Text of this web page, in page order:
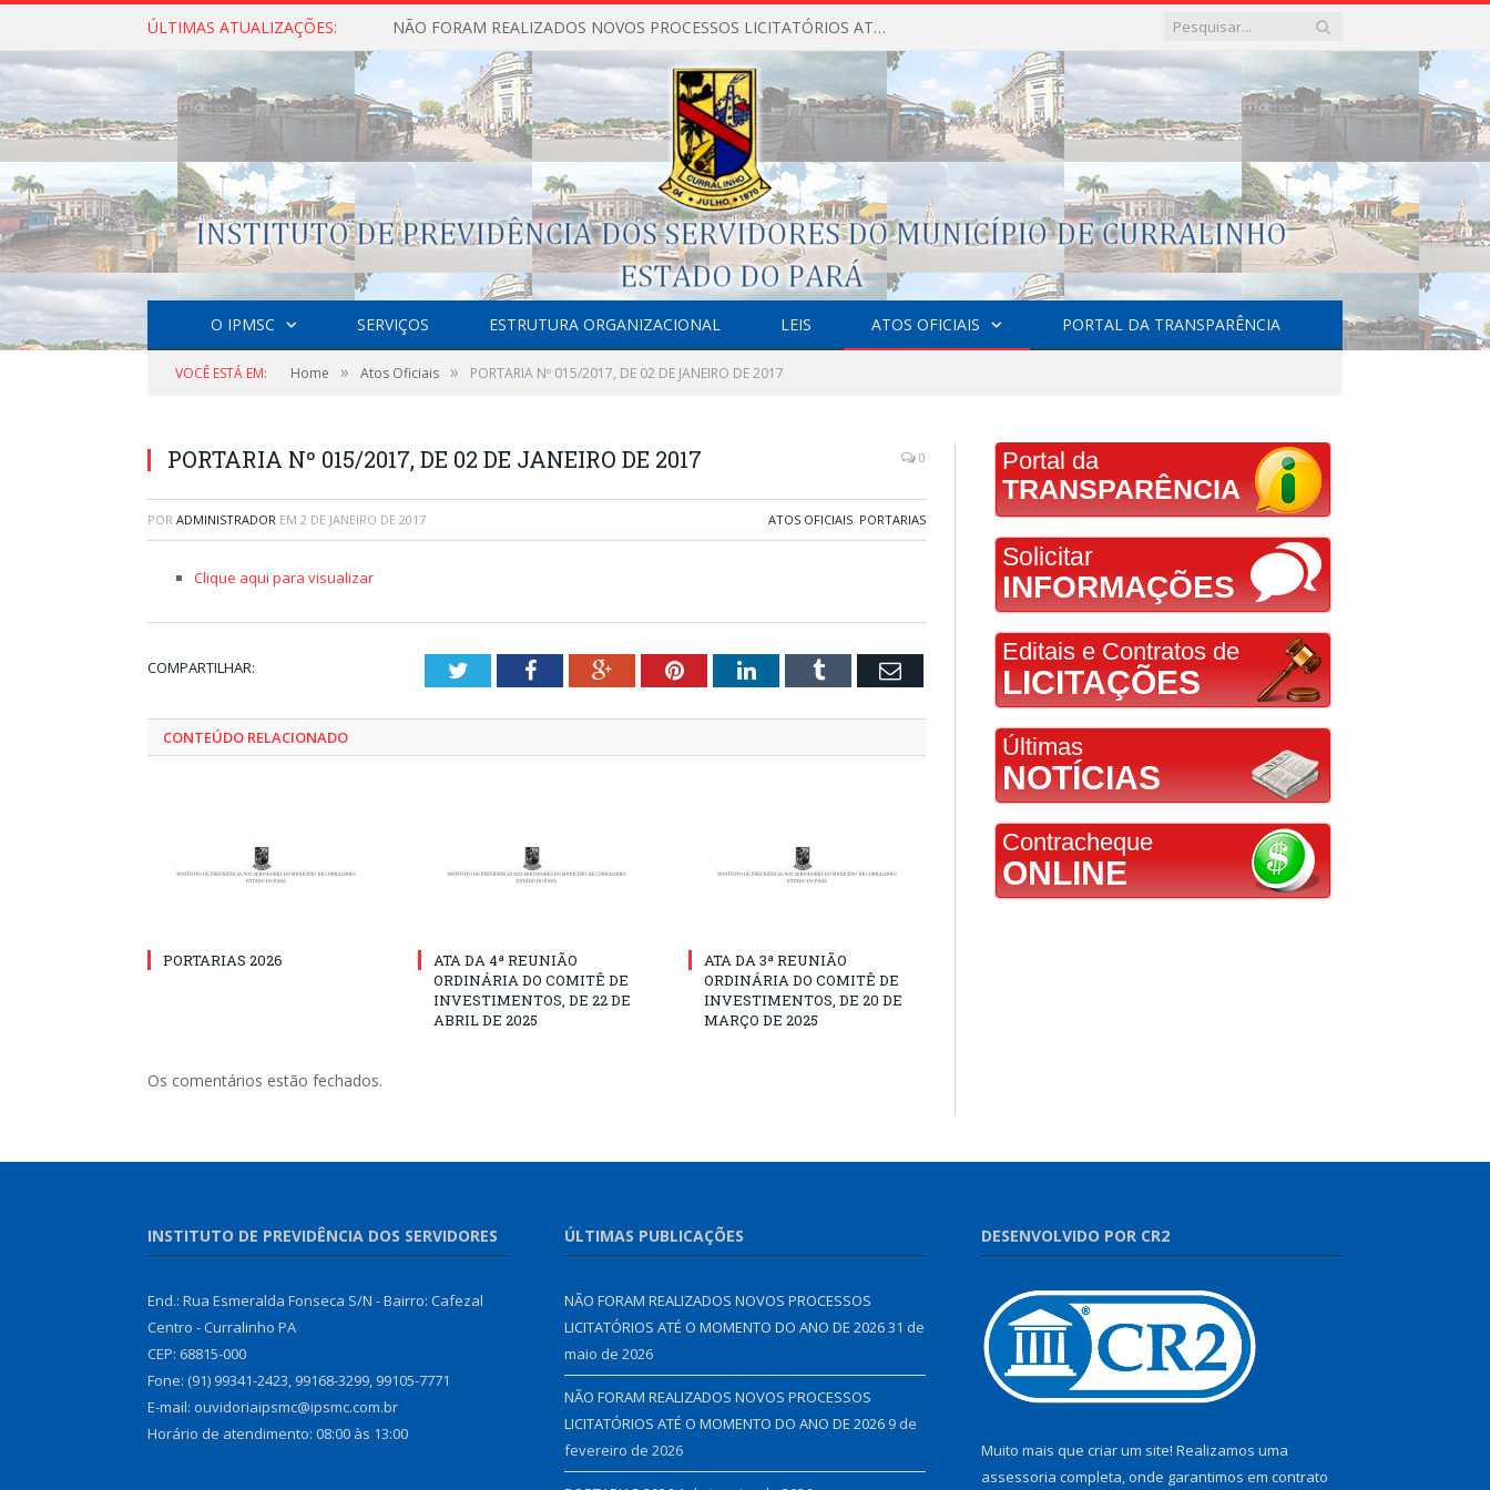
ÚLTIMAS ATUALIZAÇÕES: NÃO FORAM REALIZADOS NOVOS PROCESSOS LICITATÓRIOS ATÉ O MOMENTO DO ANO DE 2026
O IPMSC SERVIÇOS ESTRUTURA ORGANIZACIONAL LEIS ATOS OFICIAIS PORTAL DA TRANSPARÊNCIA
VOCÊ ESTÁ EM: Home » Atos Oficiais » PORTARIA Nº 015/2017, DE 02 DE JANEIRO DE 2017
PORTARIA Nº 015/2017, DE 02 DE JANEIRO DE 2017 0
POR ADMINISTRADOR EM 2 DE JANEIRO DE 2017 ATOS OFICIAIS, PORTARIAS
Clique aqui para visualizar
COMPARTILHAR: TwitterFacebookGoogle+PinterestLinkedInTumblr Email
CONTEÚDO RELACIONADO
PORTARIAS 2026
ATA DA 4ª REUNIÃO
ORDINÁRIA DO COMITÊ DE
INVESTIMENTOS, DE 22 DE
ABRIL DE 2025
ATA DA 3ª REUNIÃO
ORDINÁRIA DO COMITÊ DE
INVESTIMENTOS, DE 20 DE
MARÇO DE 2025
Os comentários estão fechados.
Portal da
TRANSPARÊNCIA
Solicitar
INFORMAÇÕES
Editais e Contratos de
LICITAÇÕES
Últimas
NOTÍCIAS
Contracheque
ONLINE
INSTITUTO DE PREVIDÊNCIA DOS SERVIDORES
End.: Rua Esmeralda Fonseca S/N - Bairro: Cafezal
Centro - Curralinho PA
CEP: 68815-000
Fone: (91) 99341-2423, 99168-3299, 99105-7771
E-mail: ouvidoriaipsmc@ipsmc.com.br
Horário de atendimento: 08:00 às 13:00
ÚLTIMAS PUBLICAÇÕES
NÃO FORAM REALIZADOS NOVOS PROCESSOS
LICITATÓRIOS ATÉ O MOMENTO DO ANO DE 202631 de
maio de 2026
NÃO FORAM REALIZADOS NOVOS PROCESSOS
LICITATÓRIOS ATÉ O MOMENTO DO ANO DE 2026 9 de
fevereiro de 2026
DESENVOLVIDO POR CR2
Muito mais que criar um site! Realizamos uma
assessoria completa, onde garantimos em contrato